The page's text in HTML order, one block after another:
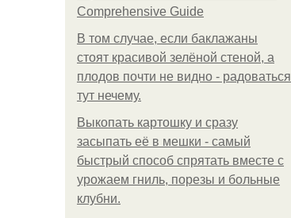
Comprehensive Guide
В том случае, если баклажаны
стоят красивой зелёной стеной, а
плодов почти не видно - радоваться
тут нечему.
Выкопать картошку и сразу
засыпать её в мешки - самый
быстрый способ спрятать вместе с
урожаем гниль, порезы и больные
клубни.